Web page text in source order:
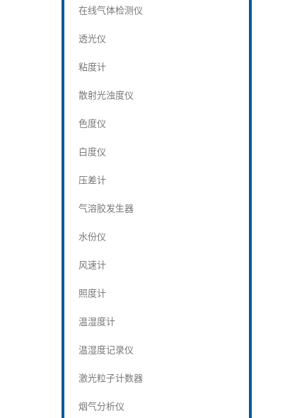
在线气体检测仪
透光仪
粘度计
散射光浊度仪
色度仪
白度仪
压差计
气溶胶发生器
水份仪
风速计
照度计
温湿度计
温湿度记录仪
激光粒子计数器
烟气分析仪